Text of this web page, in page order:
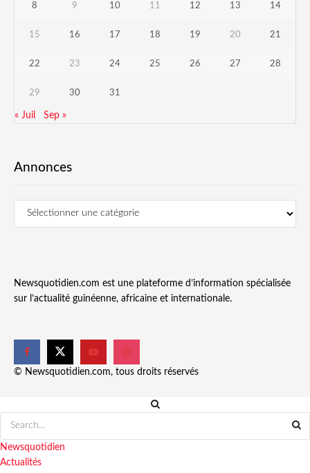
8 9 10 11 12 13 14
15 16 17 18 19 20 21
22 23 24 25 26 27 28
29 30 31
« Juil Sep »
Annonces
Newsquotidien.com est une plateforme d’information spécialisée
sur l’actualité guinéenne, africaine et internationale.
© Newsquotidien.com, tous droits réservés
Newsquotidien
Actualités